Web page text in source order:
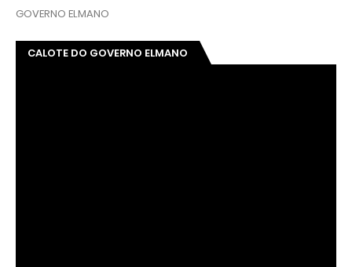
GOVERNO ELMANO
CALOTE DO GOVERNO ELMANO